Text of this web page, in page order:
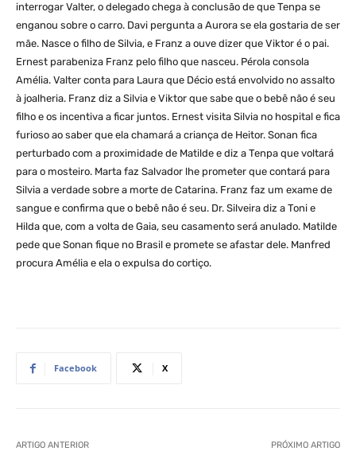
interrogar Valter, o delegado chega à conclusão de que Tenpa se
enganou sobre o carro. Davi pergunta a Aurora se ela gostaria de ser
mãe. Nasce o filho de Silvia, e Franz a ouve dizer que Viktor é o pai.
Ernest parabeniza Franz pelo filho que nasceu. Pérola consola
Amélia. Valter conta para Laura que Décio está envolvido no assalto
à joalheria. Franz diz a Silvia e Viktor que sabe que o bebê não é seu
filho e os incentiva a ficar juntos. Ernest visita Silvia no hospital e fica
furioso ao saber que ela chamará a criança de Heitor. Sonan fica
perturbado com a proximidade de Matilde e diz a Tenpa que voltará
para o mosteiro. Marta faz Salvador lhe prometer que contará para
Silvia a verdade sobre a morte de Catarina. Franz faz um exame de
sangue e confirma que o bebê não é seu. Dr. Silveira diz a Toni e
Hilda que, com a volta de Gaia, seu casamento será anulado. Matilde
pede que Sonan fique no Brasil e promete se afastar dele. Manfred
procura Amélia e ela o expulsa do cortiço.
Facebook X
ARTIGO ANTERIOR PRÓXIMO ARTIGO